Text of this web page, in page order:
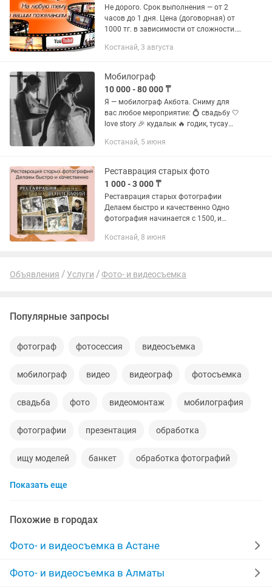
Не дорого. Срок выполнения — от 2
часов до 1 дня. Цена (договорная) от
1000 тг. в зависимости от сложности.
удаленно (онлайн). Красиво и со
Костанай, 3 августа
Мобилограф
10 000 - 80 000 ₸
Я — мобилограф Акбота. Сниму для
вас любое мероприятие: 💍 свадьбу 🤍
love story 🎉 кудалык 🔥 годик, тусау
красивые кадры и видео, которые
Костанай, 5 июня
Реставрация старых фото
1 000 - 3 000 ₸
Реставрация старых фотографии
Делаем быстро и качественно Одно
фотография начинается с 1500, и
фотографий Если вы хотите
Костанай, 8 июня
Объявления Услуги Фото- и видеосъемка
Популярные запросы
фотограф фотосессия видеосъемка
мобилограф видео видеограф фотосъемка
свадьба фото видеомонтаж мобилография
фотографии презентация обработка
ищу моделей банкет обработка фотографий
реставрация фотографий
мобилографа аэросъемка
фото видео фото видеосъемка
Показать еще
Похожие в городах
Фото- и видеосъемка в Астане
Фото- и видеосъемка в Алматы